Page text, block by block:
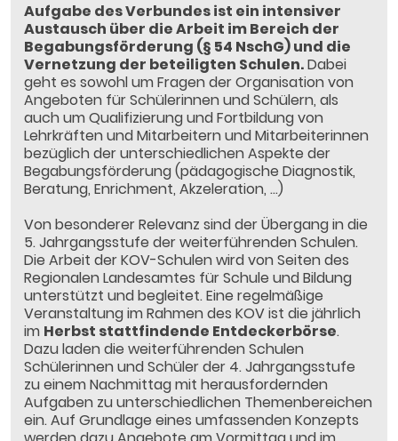
Aufgabe des Verbundes ist ein intensiver
Austausch über die Arbeit im Bereich der
Begabungsförderung (§ 54 NschG) und die
Vernetzung der beteiligten Schulen.Dabei
geht es sowohl um Fragen der Organisation von
Angeboten für Schülerinnen und Schülern, als
auch um Qualifizierung und Fortbildung von
Lehrkräften und Mitarbeitern und Mitarbeiterinnen
bezüglich der unterschiedlichen Aspekte der
Begabungsförderung (pädagogische Diagnostik,
Beratung, Enrichment, Akzeleration, ...)
Von besonderer Relevanz sind der Übergang in die
5. Jahrgangsstufe der weiterführenden Schulen.
Die Arbeit der KOV-Schulen wird von Seiten des
Regionalen Landesamtes für Schule und Bildung
unterstützt und begleitet. Eine regelmäßige
Veranstaltung im Rahmen des KOV ist die jährlich
im Herbst stattfindende Entdeckerbörse.
Dazu laden die weiterführenden Schulen
Schülerinnen und Schüler der 4. Jahrgangsstufe
zu einem Nachmittag mit herausfordernden
Aufgaben zu unterschiedlichen Themenbereichen
ein. Auf Grundlage eines umfassenden Konzepts